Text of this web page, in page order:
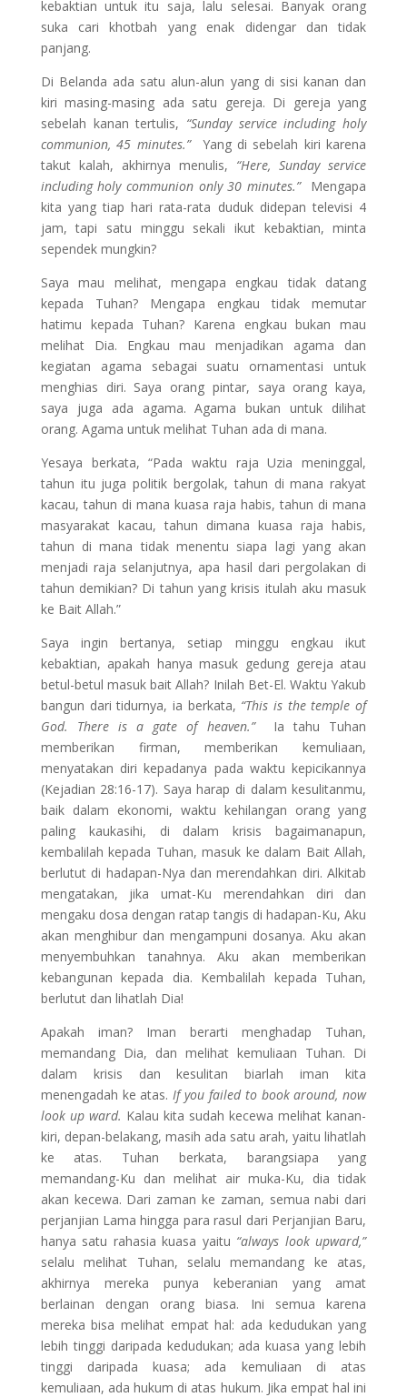
kebaktian untuk itu saja, lalu selesai. Banyak orang
suka cari khotbah yang enak didengar dan tidak
panjang.
Di Belanda ada satu alun-alun yang di sisi kanan dan
kiri masing-masing ada satu gereja. Di gereja yang
sebelah kanan tertulis, “Sunday service including holy
communion, 45 minutes.”
Yang di sebelah kiri karena
takut kalah, akhirnya menulis, “Here, Sunday service
including holy communion only 30 minutes.” Mengapa
kita yang tiap hari rata-rata duduk didepan televisi 4
jam, tapi satu minggu sekali ikut kebaktian, minta
sependek mungkin?
Saya mau melihat, mengapa engkau tidak datang
kepada Tuhan? Mengapa engkau tidak memutar
hatimu kepada Tuhan? Karena engkau bukan mau
melihat Dia. Engkau mau menjadikan agama dan
kegiatan agama sebagai suatu ornamentasi untuk
menghias diri. Saya orang pintar, saya orang kaya,
saya juga ada agama. Agama bukan untuk dilihat
orang. Agama untuk melihat Tuhan ada di mana.
Yesaya berkata, “Pada waktu raja Uzia meninggal,
tahun itu juga politik bergolak, tahun di mana rakyat
kacau, tahun di mana kuasa raja habis, tahun di mana
masyarakat kacau, tahun dimana kuasa raja habis,
tahun di mana tidak menentu siapa lagi yang akan
menjadi raja selanjutnya, apa hasil dari pergolakan di
tahun demikian? Di tahun yang krisis itulah aku masuk
ke Bait Allah.”
Saya ingin bertanya, setiap minggu engkau ikut
kebaktian, apakah hanya masuk gedung gereja atau
betul-betul masuk bait Allah? Inilah Bet-El. Waktu Yakub
bangun dari tidurnya, ia berkata, “This is the temple of
God. There is a gate of heaven.”
Ia tahu Tuhan
memberikan firman, memberikan kemuliaan,
menyatakan diri kepadanya pada waktu kepicikannya
(Kejadian 28:16-17). Saya harap di dalam kesulitanmu,
baik dalam ekonomi, waktu kehilangan orang yang
paling kaukasihi, di dalam krisis bagaimanapun,
kembalilah kepada Tuhan, masuk ke dalam Bait Allah,
berlutut di hadapan-Nya dan merendahkan diri. Alkitab
mengatakan, jika umat-Ku merendahkan diri dan
mengaku dosa dengan ratap tangis di hadapan-Ku, Aku
akan menghibur dan mengampuni dosanya. Aku akan
menyembuhkan tanahnya. Aku akan memberikan
kebangunan kepada dia. Kembalilah kepada Tuhan,
berlutut dan lihatlah Dia!
Apakah iman? Iman berarti menghadap Tuhan,
memandang Dia, dan melihat kemuliaan Tuhan. Di
dalam krisis dan kesulitan biarlah iman kita
menengadah ke atas.If you failed to book around, now
look up ward. Kalau kita sudah kecewa melihat kanan-
kiri, depan-belakang, masih ada satu arah, yaitu lihatlah
ke atas. Tuhan berkata, barangsiapa yang
memandang-Ku dan melihat air muka-Ku, dia tidak
akan kecewa. Dari zaman ke zaman, semua nabi dari
perjanjian Lama hingga para rasul dari Perjanjian Baru,
hanya satu rahasia kuasa yaitu “always look upward,”
selalu melihat Tuhan, selalu memandang ke atas,
akhirnya mereka punya keberanian yang amat
berlainan dengan orang biasa. Ini semua karena
mereka bisa melihat empat hal: ada kedudukan yang
lebih tinggi daripada kedudukan; ada kuasa yang lebih
tinggi daripada kuasa; ada kemuliaan di atas
kemuliaan, ada hukum di atas hukum. Jika empat hal ini